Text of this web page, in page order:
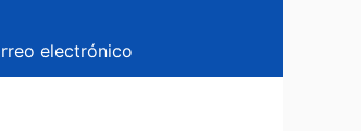
electrónico